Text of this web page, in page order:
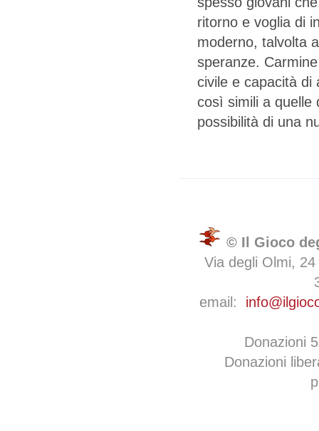
ritorno e voglia di
moderno, talvolta
speranze.
civile e capacità di
così simili a quelle
possibilità di una
© Il Gioco
Via degli Olmi,
email:
Donazioni
Donazioni